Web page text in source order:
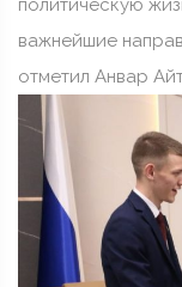
политическую
важнейшие
отметил Анвар